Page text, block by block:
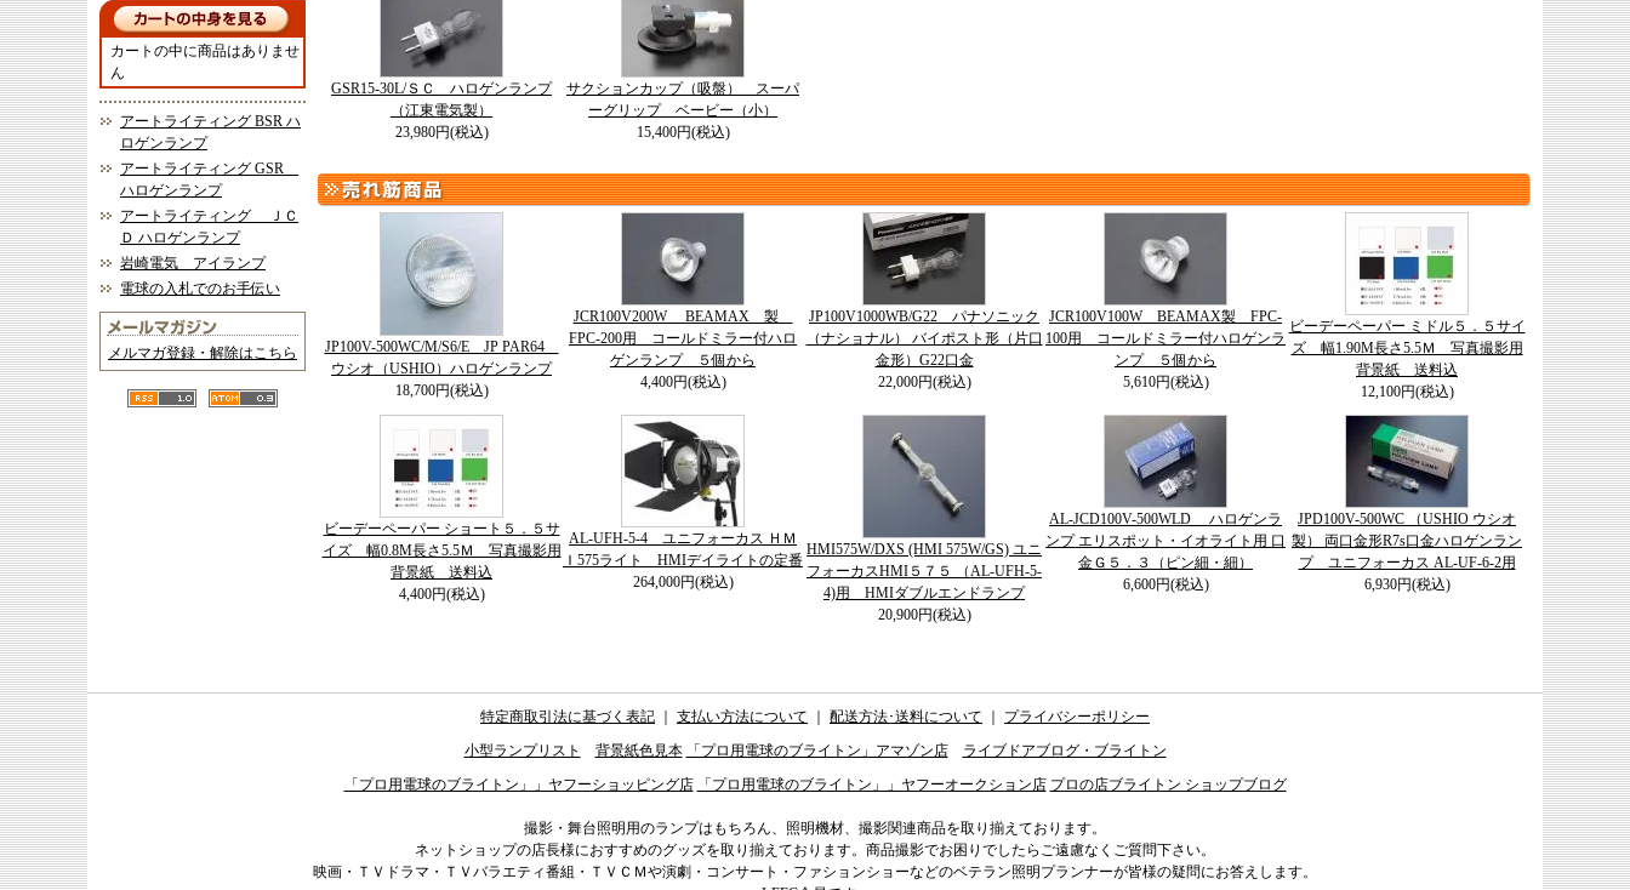
カートの中に商品はありませ
ん
アートライティング BSR ハ
ロゲンランプ
アートライティング GSR
ハロゲンランプ
アートライティング ＪＣ
Ｄ ハロゲンランプ
岩崎電気 アイランプ
電球の入札でのお手伝い
メルマガ登録・解除はこちら
GSR15-30L/ＳＣ ハロゲンランプ
（江東電気製）
23,980円(税込)
サクションカップ（吸盤） スーパ
ーグリップ ベービー（小）
15,400円(税込)
JP100V-500WC/M/S6/E JP PAR64
ウシオ（USHIO）ハロゲンランプ
18,700円(税込)
JCR100V200W BEAMAX 製
FPC-200用 コールドミラー付ハロ
ゲンランプ ５個から
4,400円(税込)
JP100V1000WB/G22 パナソニック
（ナショナル） バイポスト形（片口
金形）G22口金
22,000円(税込)
JCR100V100W BEAMAX製 FPC-
100用 コールドミラー付ハロゲンラ
ンプ ５個から
5,610円(税込)
ビーデーペーパー ミドル５．５サイ
ズ 幅1.90M長さ5.5Ｍ 写真撮影用
背景紙 送料込
12,100円(税込)
ビーデーペーパー ショート５．５サ
イズ 幅0.8M長さ5.5Ｍ 写真撮影用
背景紙 送料込
4,400円(税込)
AL-UFH-5-4 ユニフォーカス ＨＭ
Ｉ575ライト HMIデイライトの定番
264,000円(税込)
HMI575W/DXS (HMI 575W/GS) ユニ
フォーカスHMI５７５ （AL-UFH-5-
4)用 HMIダブルエンドランプ
20,900円(税込)
AL-JCD100V-500WLD ハロゲンラ
ンプ エリスポット・イオライト用 口
金Ｇ５．３（ピン細・細）
6,600円(税込)
JPD100V-500WC （USHIO ウシオ
製） 両口金形R7s口金ハロゲンラン
プ ユニフォーカス AL-UF-6-2用
6,930円(税込)
特定商取引法に基づく表記 支払い方法について 配送方法･送料について
プライバシーポリシー
小型ランプリスト
背景紙色見本 「プロ用電球のブライトン」アマゾン店
ライブドアブログ・ブライトン
「プロ用電球のブライトン」」ヤフーショッピング店
「プロ用電球のブライトン」」ヤフーオークション店 プロの店ブライトン ショップブログ
撮影・舞台照明用のランプはもちろん、照明機材、撮影関連商品を取り揃えております。
ネットショップの店長様におすすめのグッズを取り揃えております。商品撮影でお困りでしたらご遠慮なくご質問下さい。
映画・ＴＶドラマ・ＴＶバラエティ番組・ＴＶＣＭや演劇・コンサート・ファションショーなどのベテラン照明プランナーが皆様の疑問にお答えします。